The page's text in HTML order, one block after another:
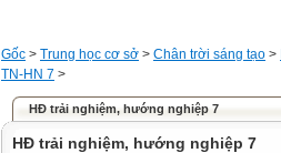
Gốc > Trung học cơ sở > Chân trời sáng tạo >
TN-HN 7 >
HĐ trải nghiệm, hướng nghiệp 7
HĐ trải nghiệm, hướng nghiệp 7